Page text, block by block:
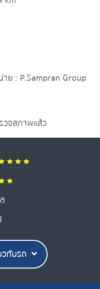
ย : P.Sampran Group
วจสภาพแล้ว
วกับรถ